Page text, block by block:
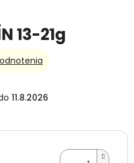
13-21g
11.8.2026